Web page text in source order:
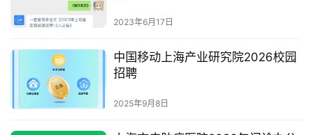
2023年6月17日
中国移动上海产业研究院2026校园
招聘
2025年9月8日